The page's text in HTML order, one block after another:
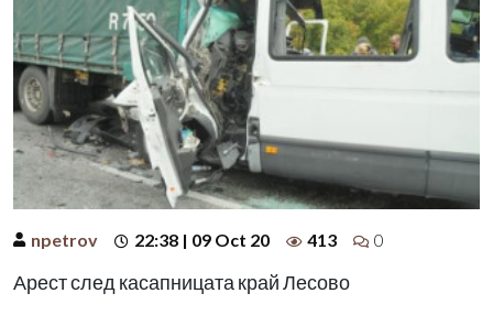
npetrov 22:38 | 09 Oct 20 413 0
Арест след касапницата край Лесово